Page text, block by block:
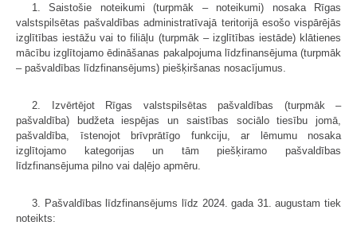
1. Saistošie noteikumi (turpmāk – noteikumi) nosaka Rīgas
valstspilsētas pašvaldības administratīvajā teritorijā esošo vispārējās
izglītības iestāžu vai to filiāļu (turpmāk – izglītības iestāde) klātienes
mācību izglītojamo ēdināšanas pakalpojuma līdzfinansējuma (turpmāk
– pašvaldības līdzfinansējums) piešķiršanas nosacījumus.
2. Izvērtējot Rīgas valstspilsētas pašvaldības (turpmāk –
pašvaldība) budžeta iespējas un saistības sociālo tiesību jomā,
pašvaldība, īstenojot brīvprātīgo funkciju, ar lēmumu nosaka
izglītojamo kategorijas un tām piešķiramo pašvaldības
līdzfinansējuma pilno vai daļējo apmēru.
3. Pašvaldības līdzfinansējums līdz 2024. gada 31. augustam tiek
noteikts: